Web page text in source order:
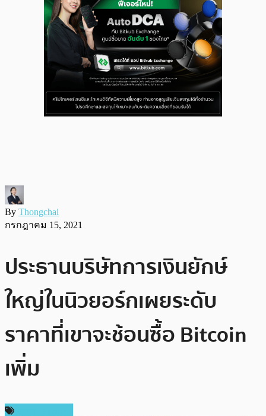
By Thongchai
กรกฎาคม 15, 2021
ประธานบริษัทการเงินยักษ์
ใหญ่ในนิวยอร์กเผยระดับ
ราคาที่เขาจะช้อนซื้อ Bitcoin
เพิ่ม